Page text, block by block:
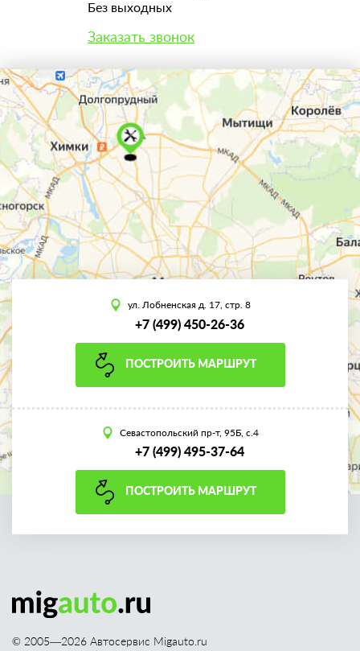
Без выходных
Заказать звонок
ул. Лобненская д. 17, стр. 8
+7 (499) 450-26-36
ПОСТРОИТЬ МАРШРУТ
Севастопольский пр-т, 95Б, с.4
+7 (499) 495-37-64
ПОСТРОИТЬ МАРШРУТ
© 2005—2026 Автосервис Migauto.ru